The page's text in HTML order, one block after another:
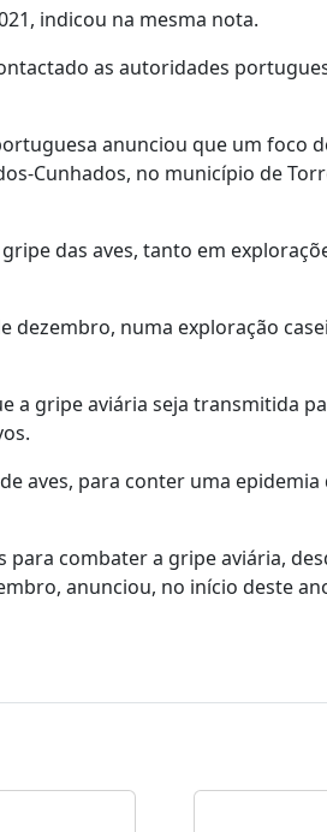
indicou na mesma nota.
as autoridades
anunciou que um foco
Cunhados, no município de
das aves, tanto em
numa exploração
a gripe aviária seja transmitida
aves, para conter uma epidemia
para combater a gripe aviária,
anunciou, no início deste